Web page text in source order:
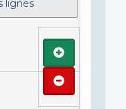
lignes
Ajouter
Retirer